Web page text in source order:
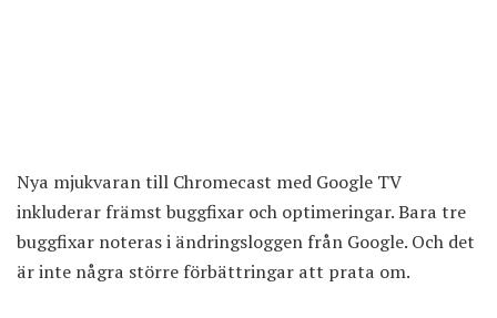
Nya mjukvaran till Chromecast med Google TV
inkluderar främst buggfixar och optimeringar. Bara tre
buggfixar noteras i ändringsloggen från Google. Och det
är inte några större förbättringar att prata om.